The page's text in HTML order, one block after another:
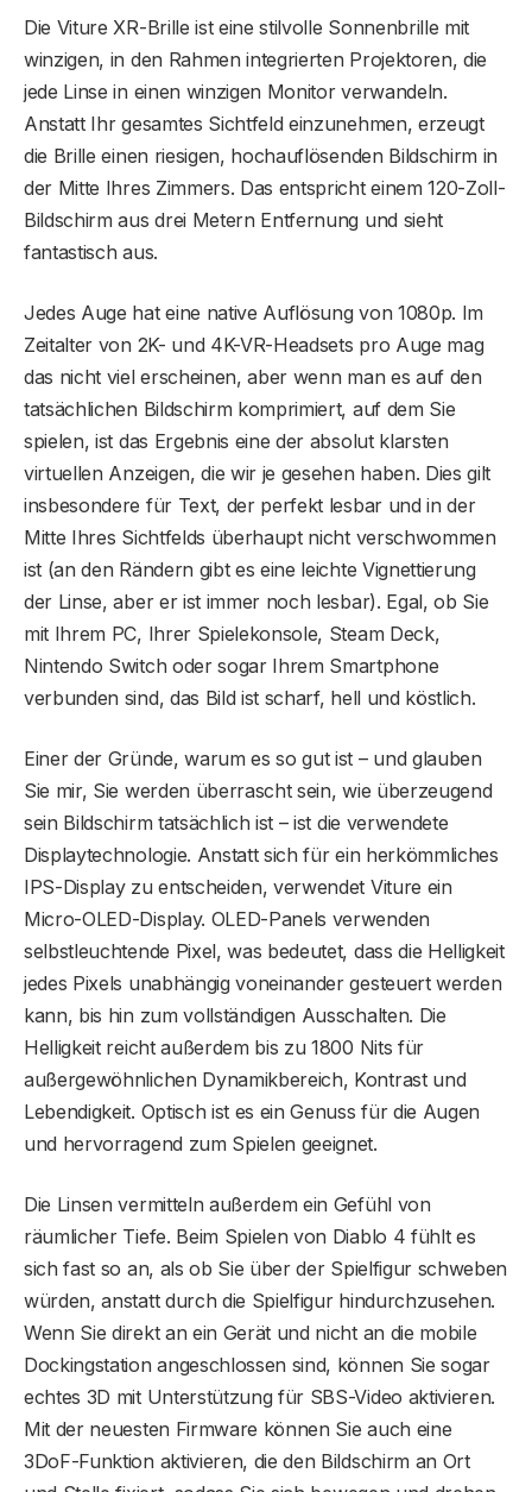
Die Viture XR-Brille ist eine stilvolle Sonnenbrille mit
winzigen, in den Rahmen integrierten Projektoren, die
jede Linse in einen winzigen Monitor verwandeln.
Anstatt Ihr gesamtes Sichtfeld einzunehmen, erzeugt
die Brille einen riesigen, hochauflösenden Bildschirm in
der Mitte Ihres Zimmers. Das entspricht einem 120-Zoll-
Bildschirm aus drei Metern Entfernung und sieht
fantastisch aus.
Jedes Auge hat eine native Auflösung von 1080p. Im
Zeitalter von 2K- und 4K-VR-Headsets pro Auge mag
das nicht viel erscheinen, aber wenn man es auf den
tatsächlichen Bildschirm komprimiert, auf dem Sie
spielen, ist das Ergebnis eine der absolut klarsten
virtuellen Anzeigen, die wir je gesehen haben. Dies gilt
insbesondere für Text, der perfekt lesbar und in der
Mitte Ihres Sichtfelds überhaupt nicht verschwommen
ist (an den Rändern gibt es eine leichte Vignettierung
der Linse, aber er ist immer noch lesbar). Egal, ob Sie
mit Ihrem PC, Ihrer Spielekonsole, Steam Deck,
Nintendo Switch oder sogar Ihrem Smartphone
verbunden sind, das Bild ist scharf, hell und köstlich.
Einer der Gründe, warum es so gut ist – und glauben
Sie mir, Sie werden überrascht sein, wie überzeugend
sein Bildschirm tatsächlich ist – ist die verwendete
Displaytechnologie. Anstatt sich für ein herkömmliches
IPS-Display zu entscheiden, verwendet Viture ein
Micro-OLED-Display. OLED-Panels verwenden
selbstleuchtende Pixel, was bedeutet, dass die Helligkeit
jedes Pixels unabhängig voneinander gesteuert werden
kann, bis hin zum vollständigen Ausschalten. Die
Helligkeit reicht außerdem bis zu 1800 Nits für
außergewöhnlichen Dynamikbereich, Kontrast und
Lebendigkeit. Optisch ist es ein Genuss für die Augen
und hervorragend zum Spielen geeignet.
Die Linsen vermitteln außerdem ein Gefühl von
räumlicher Tiefe. Beim Spielen von Diablo 4 fühlt es
sich fast so an, als ob Sie über der Spielfigur schweben
würden, anstatt durch die Spielfigur hindurchzusehen.
Wenn Sie direkt an ein Gerät und nicht an die mobile
Dockingstation angeschlossen sind, können Sie sogar
echtes 3D mit Unterstützung für SBS-Video aktivieren.
Mit der neuesten Firmware können Sie auch eine
3DoF-Funktion aktivieren, die den Bildschirm an Ort